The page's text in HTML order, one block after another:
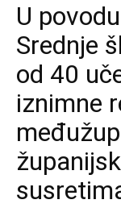
U
Srednje
od 40
iznimne